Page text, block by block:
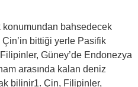
konumundan bahsedecek
bittiği yerle Pasifik
Güney’de Endonezya
arasında kalan deniz
bilinir1. Çin, Filipinler,